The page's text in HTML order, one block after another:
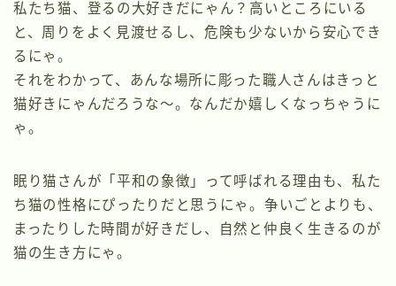
私たち猫、登るの大好きだにゃん？高いところにいる
と、周りをよく見渡せるし、危険も少ないから安心でき
るにゃ。
それをわかって、あんな場所に彫った職人さんはきっと
猫好きにゃんだろうな～。なんだか嬉しくなっちゃうに
ゃ。
眠り猫さんが「平和の象徴」って呼ばれる理由も、私た
ち猫の性格にぴったりだと思うにゃ。争いごとよりも、
まったりした時間が好きだし、自然と仲良く生きるのが
猫の生き方にゃ。